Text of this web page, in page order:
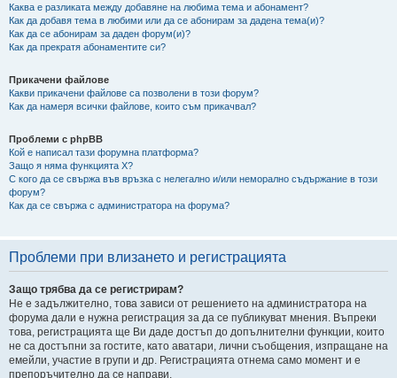
Каква е разликата между добавяне на любима тема и абонамент?
Как да добавя тема в любими или да се абонирам за дадена тема(и)?
Как да се абонирам за даден форум(и)?
Как да прекратя абонаментите си?
Прикачени файлове
Какви прикачени файлове са позволени в този форум?
Как да намеря всички файлове, които съм прикачвал?
Проблеми с phpBB
Кой е написал тази форумна платформа?
Защо я няма функцията X?
С кого да се свържа във връзка с нелегално и/или неморално съдържание в този
форум?
Как да се свържа с администратора на форума?
Проблеми при влизането и регистрацията
Защо трябва да се регистрирам?
Не е задължително, това зависи от решението на администратора на
форума дали е нужна регистрация за да се публикуват мнения. Въпреки
това, регистрацията ще Ви даде достъп до допълнителни функции, които
не са достъпни за гостите, като аватари, лични съобщения, изпращане на
емейли, участие в групи и др. Регистрацията отнема само момент и е
препоръчително да се направи.